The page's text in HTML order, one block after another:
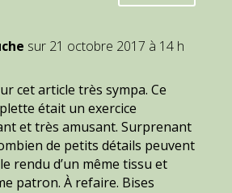
sur 21 octobre 2017 à 14 h
cet article très sympa. Ce
était un exercice
et très amusant. Surprenant
de petits détails peuvent
rendu d’un même tissu et
patron. À refaire. Bises